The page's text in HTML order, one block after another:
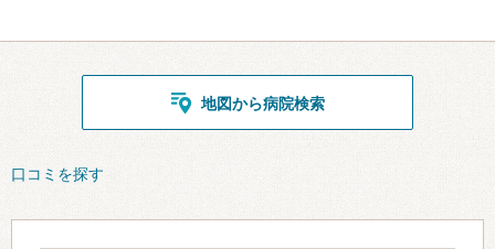
地図から病院検索
口コミを探す